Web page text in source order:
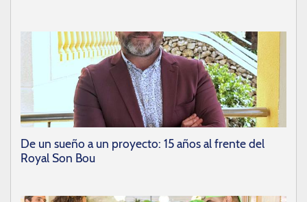
De un sueño a un proyecto: 15 años al frente del
Royal Son Bou